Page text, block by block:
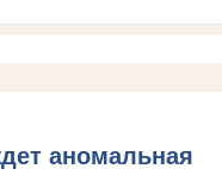
аномальная